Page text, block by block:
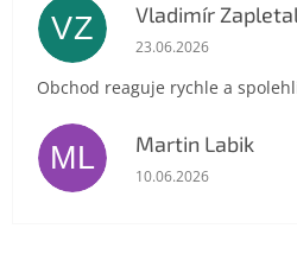
VZ Vladimír
Hodnocení obchodu
23.06.2026
Obchod reaguje rychle a
ML Martin Labik
Hodnocení obchodu
10.06.2026